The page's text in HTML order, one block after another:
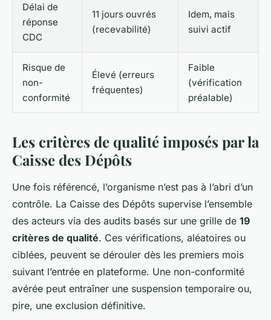
Délai de
réponse
CDC
11 jours ouvrés
(recevabilité)
Idem, mais
suivi actif
Risque de
non-
conformité
Élevé (erreurs
fréquentes)
Faible
(vérification
préalable)
Les critères de qualité imposés par la
Caisse des Dépôts
Une fois référencé, l’organisme n’est pas à l’abri d’un
contrôle. La Caisse des Dépôts supervise l’ensemble
des acteurs via des audits basés sur une grille de 19
critères de qualité. Ces vérifications, aléatoires ou
ciblées, peuvent se dérouler dès les premiers mois
suivant l’entrée en plateforme. Une non-conformité
avérée peut entraîner une suspension temporaire ou,
pire, une exclusion définitive.